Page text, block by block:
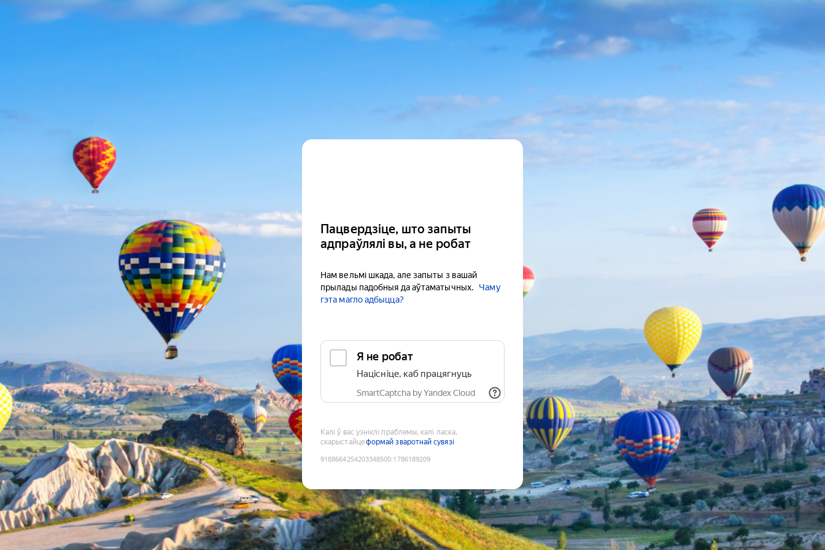
Пацвердзіце, што запыты
адпраўлялі вы, а не робат
Нам вельмі шкада, але запыты з вашай
прылады падобныя да аўтаматычных.
Чаму
гэта магло адбыцца?
Я не робат
Націсніце, каб працягнуць
SmartCaptcha by Yandex Cloud
Калі ў вас узніклі праблемы, калі ласка,
скарыстайцеформай зваротнай сувязі
9188664254203348500:1786189209